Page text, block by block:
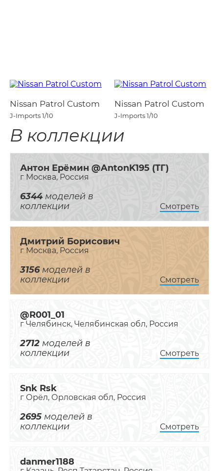
Nissan Patrol Custom
J-Imports1/10
Nissan Patrol Custom
J-Imports1/10
В коллекции
Антон Ерёмин @AntonK195 (ТГ)
г Москва, Россия
6344моделей в
коллекции
Смотреть
Дмитрий Борисович
г Москва, Россия
3156моделей в
коллекции
Смотреть
@R001_01
г Челябинск, Челябинская обл, Россия
2712 моделей в
коллекции
Смотреть
Snk Rsk
г Орёл, Орловская обл, Россия
2695 моделей в
коллекции
Смотреть
danmer1188